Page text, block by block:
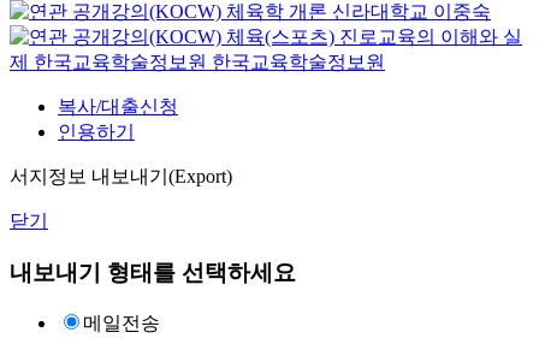
체육학 개론 신라대학교 이중숙
체육(스포츠) 진로교육의 이해와 실
제 한국교육학술정보원 한국교육학술정보원
복사/대출신청
인용하기
서지정보 내보내기(Export)
닫기
내보내기 형태를 선택하세요
메일전송